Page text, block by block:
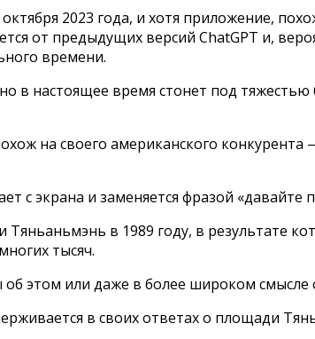
2023 года, и хотя приложение,
от предыдущих версий ChatGPT и,
времени.
в настоящее время стонет под
на своего американского
с экрана и заменяется фразой
в 1989 году, в результате
тысяч.
об этом или даже в более широком
в своих ответах о площади